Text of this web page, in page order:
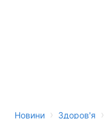
Новини › Здоров'я ›